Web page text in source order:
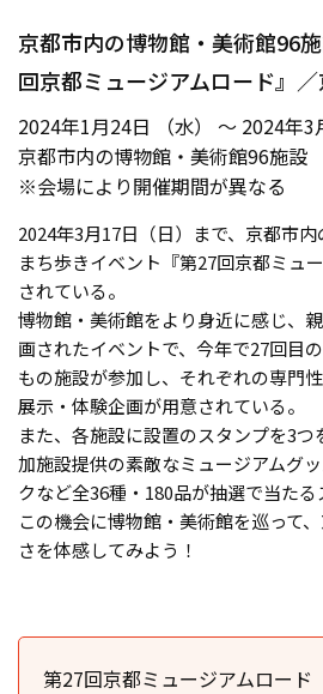
京都市内の博物館・美術館96
回京都ミュージアムロード』
2024年1月24日 （水） ～ 2024年3
京都市内の博物館・美術館96施設
※会場により開催期間が異なる
2024年3月17日（日）まで、京都市
まち歩きイベント『第27回京都ミュ
されている。
博物館・美術館をより身近に感じ、
画されたイベントで、今年で27回目
もの施設が参加し、それぞれの専門
展示・体験企画が用意されている。
また、各施設に設置のスタンプを3
加施設提供の素敵なミュージアムグ
クなど全36種・180品が抽選で当たる
この機会に博物館・美術館を巡って
さを体感してみよう！
第27回京都ミュージアムロード